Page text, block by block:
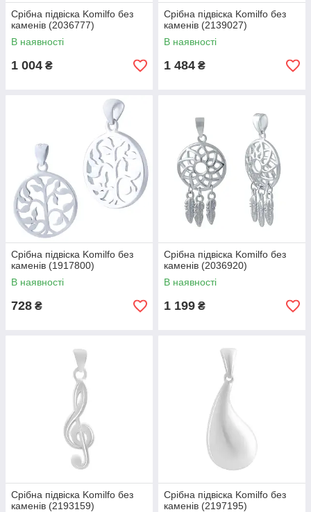
Срібна підвіска Komilfo без
каменів (2036777)
В наявності
1 004 ₴
Срібна підвіска Komilfo без
каменів (2139027)
В наявності
1 484 ₴
Срібна підвіска Komilfo без
каменів (1917800)
В наявності
728 ₴
Срібна підвіска Komilfo без
каменів (2036920)
В наявності
1 199 ₴
Срібна підвіска Komilfo без
каменів (2193159)
Срібна підвіска Komilfo без
каменів (2197195)